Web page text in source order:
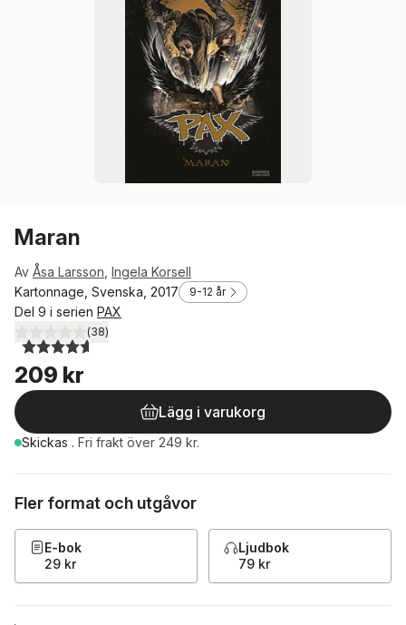
Maran
Av Åsa Larsson Ingela Korsell
Kartonnage, Svenska, 2017
9-12 år
Del 9 i serien PAX
4,6utav 5 stjärnor. Totalt antal röster:
(38)
209 kr
Lägg i varukorg
Skickas . Fri frakt över 249 kr.
Fler format och utgåvor
E-bok
29 kr
Ljudbok
79 kr